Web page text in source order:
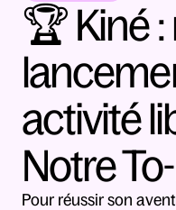
🏆 Kiné
activité
Notre
Pour réussir son